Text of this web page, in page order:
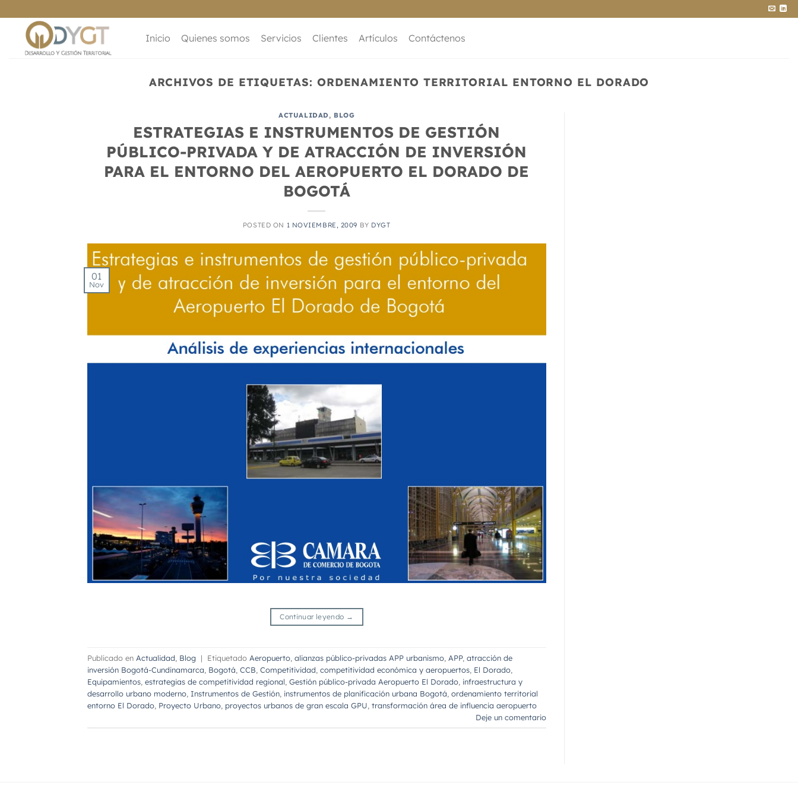
al
contenido
Inicio Quienes somos Servicios Clientes Artículos Contáctenos
ARCHIVOS DE ETIQUETAS: ORDENAMIENTO TERRITORIAL ENTORNO EL DORADO
ACTUALIDAD, BLOG
ESTRATEGIAS E INSTRUMENTOS DE GESTIÓN
PÚBLICO-PRIVADA Y DE ATRACCIÓN DE INVERSIÓN
PARA EL ENTORNO DEL AEROPUERTO EL DORADO DE
BOGOTÁ
POSTED ON 1 NOVIEMBRE, 2009 BY DYGT
01
Nov
Continuar leyendo →
Publicado en Actualidad Blog | Etiquetado Aeropuerto alianzas público-privadas APP urbanismo APP, atracción de
inversión Bogotá-Cundinamarca Bogotá CCB Competitividad competitividad económica y aeropuertos El Dorado
Equipamientos estrategias de competitividad regional Gestión público-privada Aeropuerto El Dorado infraestructura y
desarrollo urbano moderno Instrumentos de Gestión instrumentos de planificación urbana Bogotá ordenamiento territorial
entorno El Dorado Proyecto Urbano proyectos urbanos de gran escala GPU transformación área de influencia aeropuerto
Deje un comentario